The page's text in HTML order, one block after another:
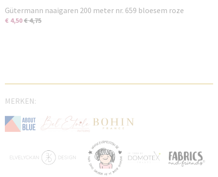
Gütermann naaigaren 200 meter nr. 659 bloesem roze
€ 4,50€ 4,75
MERKEN: